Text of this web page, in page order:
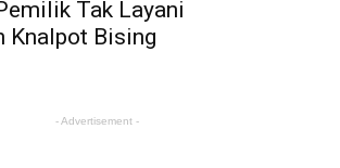
Tak Layani
Knalpot Bising
- Advertisement -